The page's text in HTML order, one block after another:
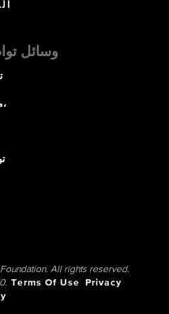
وسائل
متابعة،
All rights reserved.
Terms Of Use
Privacy